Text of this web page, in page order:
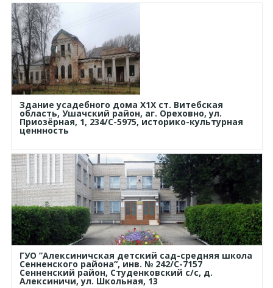
Здание усадебного дома Х1Х ст. Витебская
область, Ушачский район, аг. Ореховно, ул.
Приозёрная, 1, 234/С-5975, историко-культурная
ценнность
ГУО ”Алексиничская детский сад-средняя школа
Сенненского района“, инв. № 242/С-7157
Сенненский район, Студенковский с/с, д.
Алексиничи, ул. Школьная, 13